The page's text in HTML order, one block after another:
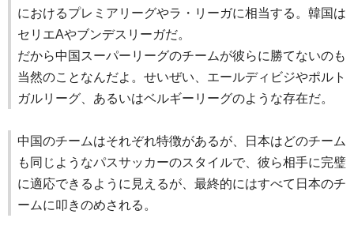
におけるプレミアリーグやラ・リーガに相当する。韓国は
セリエAやブンデスリーガだ。
だから中国スーパーリーグのチームが彼らに勝てないのも
当然のことなんだよ。せいぜい、エールディビジやポルト
ガルリーグ、あるいはベルギーリーグのような存在だ。
中国のチームはそれぞれ特徴があるが、日本はどのチーム
も同じようなパスサッカーのスタイルで、彼ら相手に完璧
に適応できるように見えるが、最終的にはすべて日本のチ
ームに叩きのめされる。